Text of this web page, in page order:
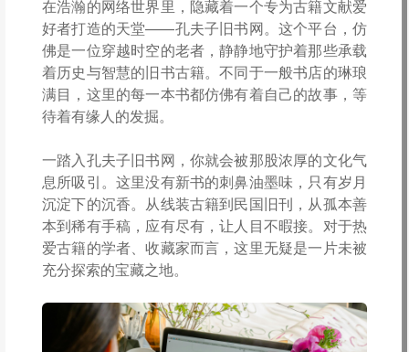
在浩瀚的网络世界里，隐藏着一个专为古籍文献爱
好者打造的天堂——孔夫子旧书网。这个平台，仿
佛是一位穿越时空的老者，静静地守护着那些承载
着历史与智慧的旧书古籍。不同于一般书店的琳琅
满目，这里的每一本书都仿佛有着自己的故事，等
待着有缘人的发掘。
一踏入孔夫子旧书网，你就会被那股浓厚的文化气
息所吸引。这里没有新书的刺鼻油墨味，只有岁月
沉淀下的沉香。从线装古籍到民国旧刊，从孤本善
本到稀有手稿，应有尽有，让人目不暇接。对于热
爱古籍的学者、收藏家而言，这里无疑是一片未被
充分探索的宝藏之地。